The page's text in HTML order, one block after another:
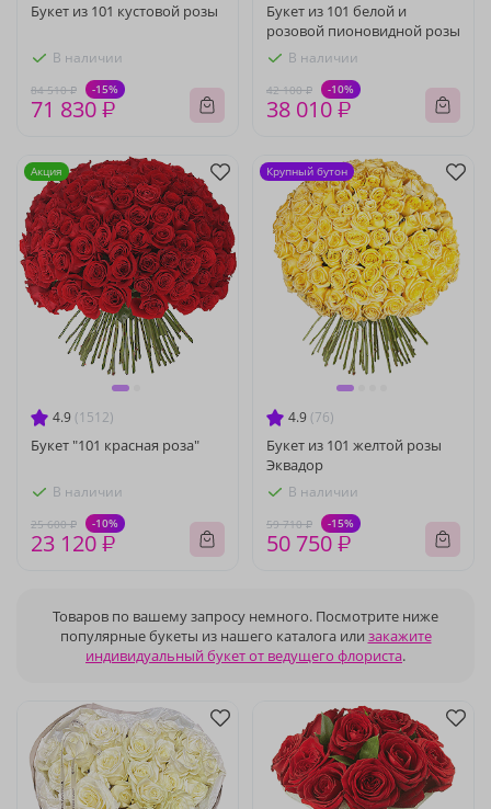
Букет из 101 кустовой розы
В наличии
84 510 ₽ -15%
71 830 ₽
Букет из 101 белой и
розовой пионовидной розы
В наличии
42 100 ₽ -10%
38 010 ₽
4.9 (1512)
Букет "101 красная роза"
В наличии
25 600 ₽ -10%
23 120 ₽
Акция
4.9 (76)
Букет из 101 желтой розы
Эквадор
В наличии
59 710 ₽ -15%
50 750 ₽
Крупный бутон
Товаров по вашему запросу немного. Посмотрите ниже
популярные букеты из нашего каталога или закажите
индивидуальный букет от ведущего флориста.